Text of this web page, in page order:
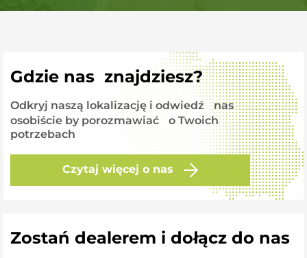
Gdzie nas znajdziesz?
Odkryj naszą lokalizację i odwiedź nas
osobiście by porozmawiać o Twoich
potrzebach
Czytaj więcej o nas
Zostań dealerem i dołącz do nas